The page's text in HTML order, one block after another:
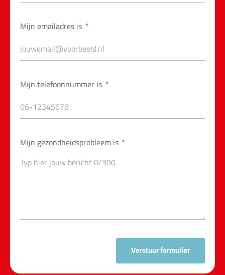
Mijn emailadres is
Mijn telefoonnummer is
Mijn gezondheidsprobleem is
Verstuur formulier